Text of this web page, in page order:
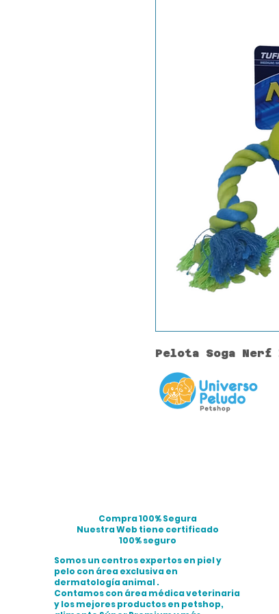
Pelota Soga
Compra 100% Segura
Nuestra Web tiene certificado
100% seguro
Somos un centros expertos en piel y
pelo con área exclusiva en
dermatología animal .
Contamos con área médica veterinaria
y los mejores productos en petshop,